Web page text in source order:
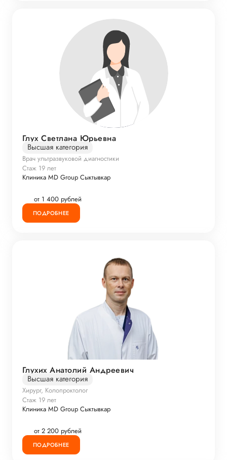
Глух Светлана Юрьевна
Высшая категория
Врач ультразвуковой диагностики
Стаж 19 лет
Клиника MD Group Сыктывкар
от 1 400 рублей
ПОДРОБНЕЕ
Глухих Анатолий Андреевич
Высшая категория
Хирург, Колопроктолог
Стаж 19 лет
Клиника MD Group Сыктывкар
от 2 200 рублей
ПОДРОБНЕЕ